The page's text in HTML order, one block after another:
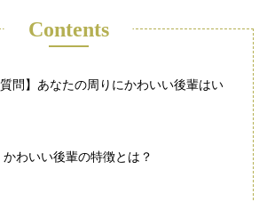
Contents
質問】あなたの周りにかわいい後輩はい
かわいい後輩の特徴とは？